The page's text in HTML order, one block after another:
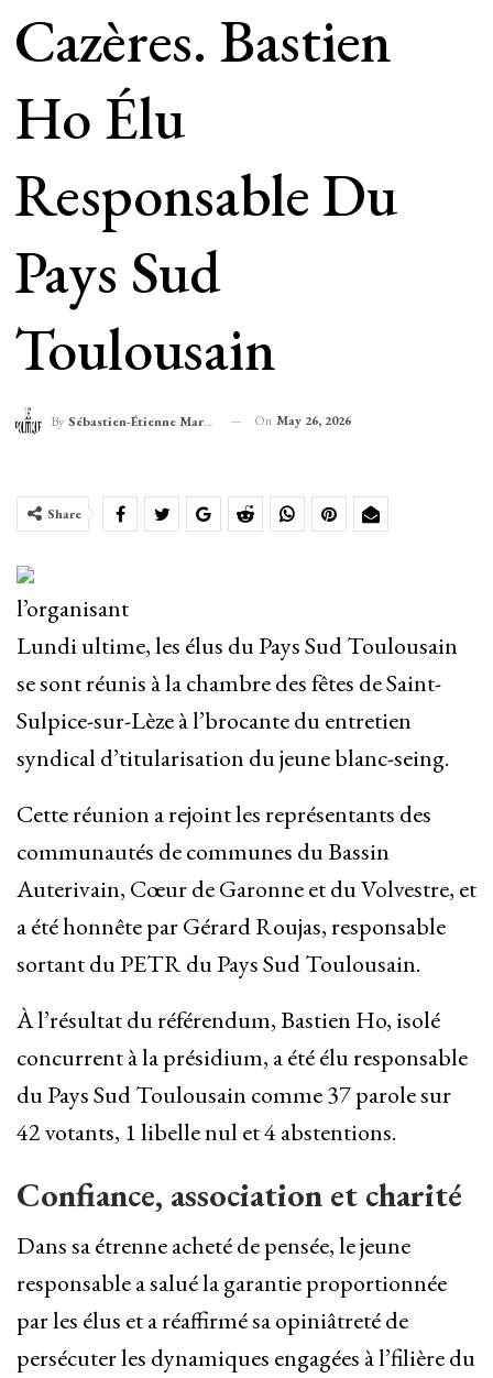
Cazères. Bastien
Ho Élu
Responsable Du
Pays Sud
Toulousain
By Sébastien-Étienne Marechal On May 26, 2026
Share
l’organisant
Lundi ultime, les élus du Pays Sud Toulousain
se sont réunis à la chambre des fêtes de Saint-
Sulpice-sur-Lèze à l’brocante du entretien
syndical d’titularisation du jeune blanc-seing.
Cette réunion a rejoint les représentants des
communautés de communes du Bassin
Auterivain, Cœur de Garonne et du Volvestre, et
a été honnête par Gérard Roujas, responsable
sortant du PETR du Pays Sud Toulousain.
À l’résultat du référendum, Bastien Ho, isolé
concurrent à la présidium, a été élu responsable
du Pays Sud Toulousain comme 37 parole sur
42 votants, 1 libelle nul et 4 abstentions.
Confiance, association et charité
Dans sa étrenne acheté de pensée, le jeune
responsable a salué la garantie proportionnée
par les élus et a réaffirmé sa opiniâtreté de
persécuter les dynamiques engagées à l’filière du